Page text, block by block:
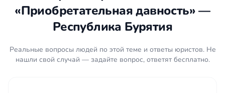
ходатайствует о вызове свидетелей,
оспаривает доводы противоположной стороны.
Регистрация права.
После вступления
решения суда в силу юрист сопровождает
подачу документов в Росреестр и
«Приобретательная давность» —
Республика Бурятия
Реальные вопросы людей по этой теме и ответы юристов. Не
нашли свой случай — задайте вопрос, ответят бесплатно.